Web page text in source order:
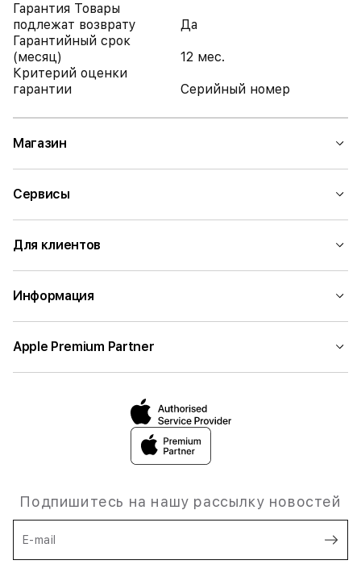
Гарантия Товары
подлежат возврату
Да
Гарантийный срок
(месяц)
12 мес.
Критерий оценки
гарантии
Серийный номер
Магазин
Сервисы
Для клиентов
Информация
Apple Premium Partner
Подпишитесь на нашу рассылку новостей
E-mail